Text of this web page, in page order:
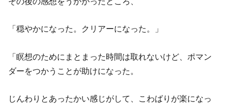
「穏やかになった。クリアーになった。」
「瞑想のためにまとまった時間は取れないけど、ポマン
ダーをつかうことが助けになった。
じんわりとあったかい感じがして、こわばりが楽になっ